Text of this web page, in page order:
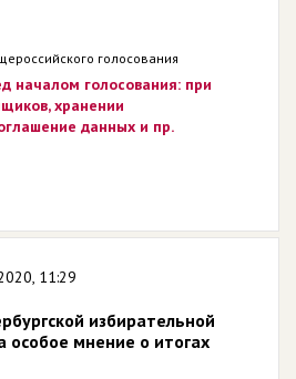
голосования
началом голосования: при
хранении
данных и пр.
11:29
избирательной
особое мнение о итогах